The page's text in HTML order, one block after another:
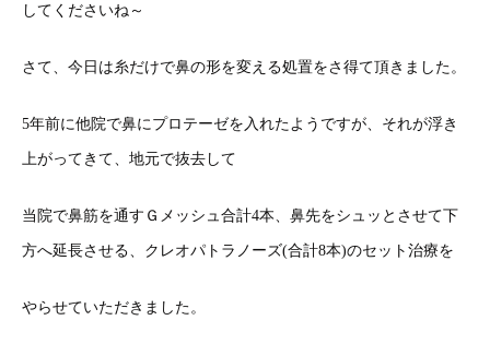
してくださいね～
さて、今日は糸だけで鼻の形を変える処置をさ得て頂きました。
5年前に他院で鼻にプロテーゼを入れたようですが、それが浮き
上がってきて、地元で抜去して
当院で鼻筋を通すＧメッシュ合計4本、鼻先をシュッとさせて下
方へ延長させる、クレオパトラノーズ(合計8本)のセット治療を
やらせていただきました。